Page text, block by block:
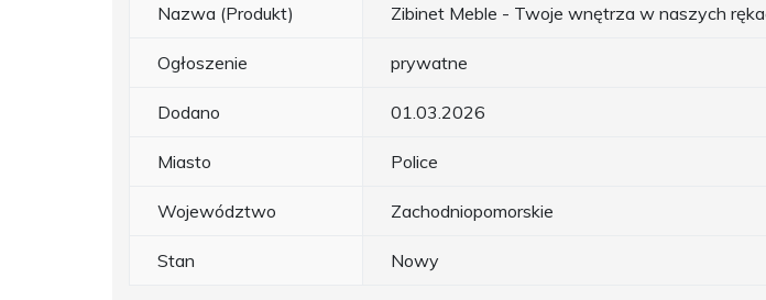
Nazwa (Produkt) Zibinet Meble - Twoje wnętrza w naszych
Ogłoszenie prywatne
Dodano 01.03.2026
Miasto Police
Województwo Zachodniopomorskie
Stan Nowy